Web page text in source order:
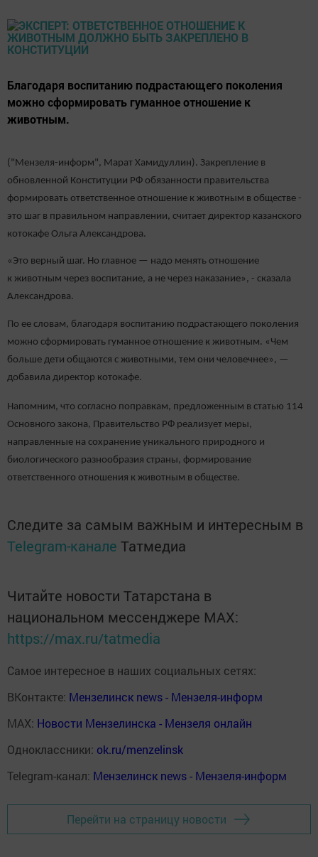
Благодаря воспитанию подрастающего поколения
можно сформировать гуманное отношение к
животным.
("Мензеля-информ", Марат Хамидуллин). Закрепление в
обновленной Конституции РФ обязанности правительства
формировать ответственное отношение к животным в обществе -
это шаг в правильном направлении, считает директор казанского
котокафе Ольга Александрова.
«Это верный шаг. Но главное — надо менять отношение
к животным через воспитание, а не через наказание», - сказала
Александрова.
По ее словам, благодаря воспитанию подрастающего поколения
можно сформировать гуманное отношение к животным. «Чем
больше дети общаются с животными, тем они человечнее», —
добавила директор котокафе.
Напомним, что согласно поправкам, предложенным в статью 114
Основного закона, Правительство РФ реализует меры,
направленные на сохранение уникального природного и
биологического разнообразия страны, формирование
ответственного отношения к животным в обществе.
Следите за самым важным и интересным в
Telegram-канале Татмедиа
Читайте новости Татарстана в
национальном мессенджере MАХ:
https://max.ru/tatmedia
Самое интересное в наших социальных сетях:
ВКонтакте: Мензелинск news - Мензеля-информ
MAX: Новости Мензелинска - Мензеля онлайн
Одноклассники: ok.ru/menzelinsk
Telegram-канал: Мензелинск news - Мензеля-информ
Перейти на страницу новости